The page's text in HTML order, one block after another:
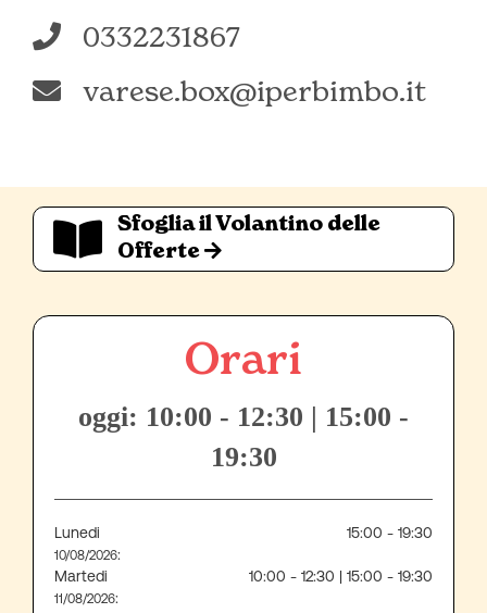
0332231867
varese.box@iperbimbo.it
Sfoglia il Volantino delle
Offerte
Orari
oggi: 10:00 - 12:30 | 15:00 -
19:30
Lunedi
10/08/2026:
15:00 - 19:30
Martedi
11/08/2026:
10:00 - 12:30 | 15:00 - 19:30